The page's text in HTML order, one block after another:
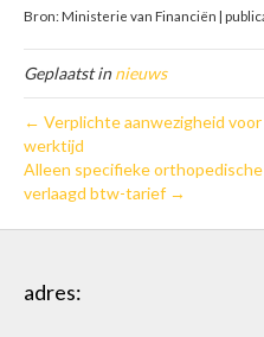
Bron: Ministerie van Financiën |
Geplaatst innieuws
← Verplichte aanwezigheid
werktijd
Alleen specifieke
verlaagd btw-tarief →
adres: